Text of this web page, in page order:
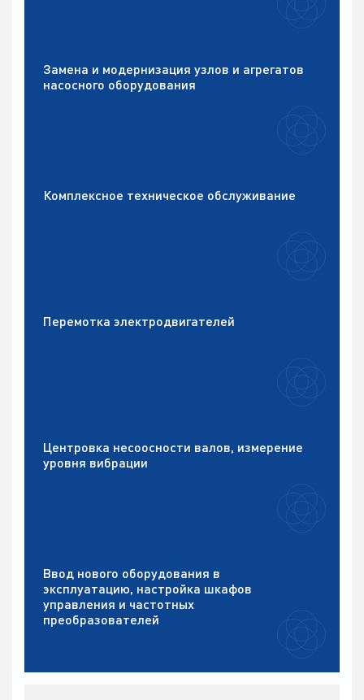
Замена и модернизация узлов и агрегатов
насосного оборудования
Комплексное техническое обслуживание
Перемотка электродвигателей
Центровка несоосности валов, измерение
уровня вибрации
Ввод нового оборудования в
эксплуатацию, настройка шкафов
управления и частотных
преобразователей